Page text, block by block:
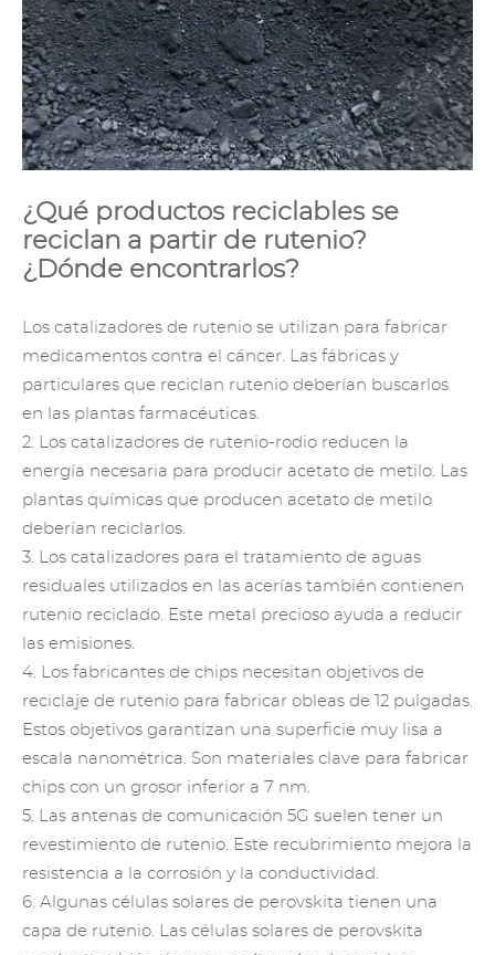
¿Qué productos reciclables se
reciclan a partir de rutenio?
¿Dónde encontrarlos?
Los catalizadores de rutenio se utilizan para fabricar
medicamentos contra el cáncer. Las fábricas y
particulares que reciclan rutenio deberían buscarlos
en las plantas farmacéuticas.
2. Los catalizadores de rutenio-rodio reducen la
energía necesaria para producir acetato de metilo. Las
plantas químicas que producen acetato de metilo
deberían reciclarlos.
3. Los catalizadores para el tratamiento de aguas
residuales utilizados en las acerías también contienen
rutenio reciclado. Este metal precioso ayuda a reducir
las emisiones.
4. Los fabricantes de chips necesitan objetivos de
reciclaje de rutenio para fabricar obleas de 12 pulgadas.
Estos objetivos garantizan una superficie muy lisa a
escala nanométrica. Son materiales clave para fabricar
chips con un grosor inferior a 7 nm.
5. Las antenas de comunicación 5G suelen tener un
revestimiento de rutenio. Este recubrimiento mejora la
resistencia a la corrosión y la conductividad.
6. Algunas células solares de perovskita tienen una
capa de rutenio. Las células solares de perovskita